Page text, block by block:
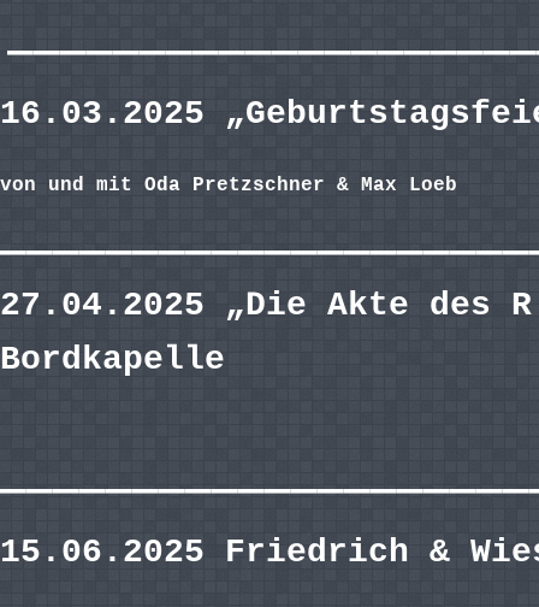
16.03.2025
von und mit Oda Pretzschner & Max Loeb
27.04.2025 „Die Akte des
Bordkapelle
15.06.2025 Friedrich &